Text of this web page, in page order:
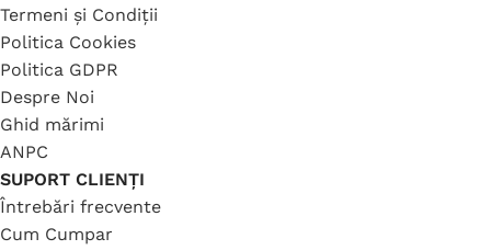
Termeni și Condiții
Politica Cookies
Politica GDPR
Despre Noi
Ghid mărimi
ANPC
SUPORT CLIENȚI
Întrebări frecvente
Cum Cumpar